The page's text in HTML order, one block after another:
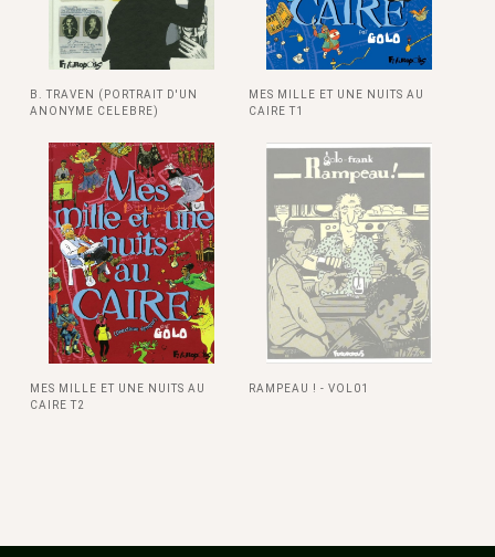
B. TRAVEN (PORTRAIT D'UN
ANONYME CELEBRE)
MES MILLE ET UNE NUITS AU
CAIRE T1
MES MILLE ET UNE NUITS AU
CAIRE T2
RAMPEAU ! - VOL01